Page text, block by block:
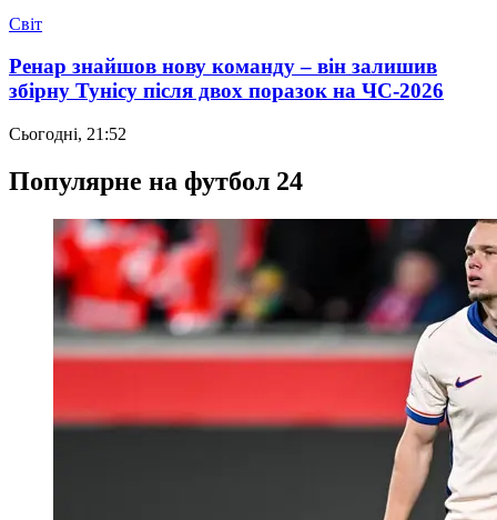
Світ
Ренар знайшов нову команду – він залишив
збірну Тунісу після двох поразок на ЧС-2026
Сьогодні, 21:52
Популярне на футбол 24